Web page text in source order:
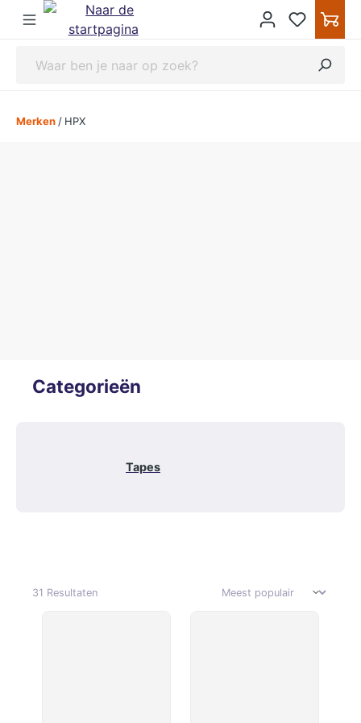
Merken / HPX
Categorieën
Tapes
31 Resultaten